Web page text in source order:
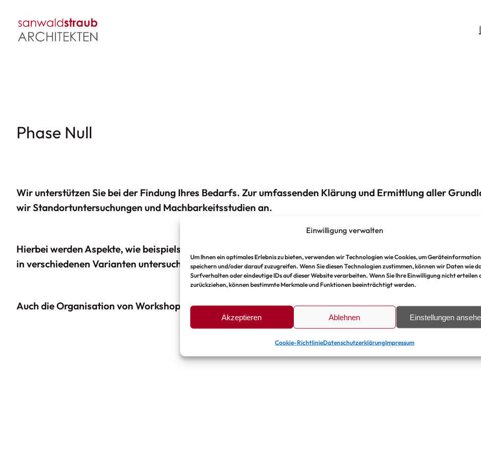
Einwilligung verwalten
Um Ihnen ein optimales Erlebnis zu bieten, verwenden wir Technologien wie Cookies, um
speichern und/oder darauf zuzugreifen. Wenn Sie diesen Technologien zustimmen, können wir Daten wie
Surfverhalten oder eindeutige IDs auf dieser Website verarbeiten. Wenn Sie Ihre Einwilligung nicht erteilen
zurückziehen, können bestimmte Merkmale und Funktionen beeinträchtigt werden.
Akzeptieren Ablehnen Einstellungen
Cookie-RichtlinieDatenschutzerklärungImpressum
Inhalt
springen
Phase Null
Wir unterstützen Sie bei der Findung Ihres Bedarfs. Zur umfassenden Klärung und Ermittlung aller
wirStandortuntersuchungen und Machbarkeitsstudien an.
Hierbei werden Aspekte, wie beispielsweise die städtebauliche Dichte, die Gebäudehöhenentwicklung,
in verschiedenen Varianten untersucht.
Auch die Organisation von Workshops zu projektrelevanten Themen kann Teil der Phase Null sein.